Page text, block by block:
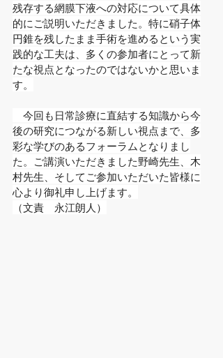
残存する網膜下液への対応について具体
的にご説明いただきました。特に硝子体
円錐を残したまま手術を進めるという実
践的な工夫は、多くの参加者にとって新
たな視点となったのではないかと思いま
す。
今回も日常診療に直結する知識から今
後の研究につながる新しい視点まで、多
彩な学びのあるフォーラムとなりまし
た。ご講演いただきました野崎先生、木
村先生、そしてご参加いただいた皆様に
心より御礼申し上げます。
（文責　永江朗人）